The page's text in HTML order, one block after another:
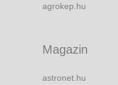
agrokep.hu
Magazin
astronet.hu